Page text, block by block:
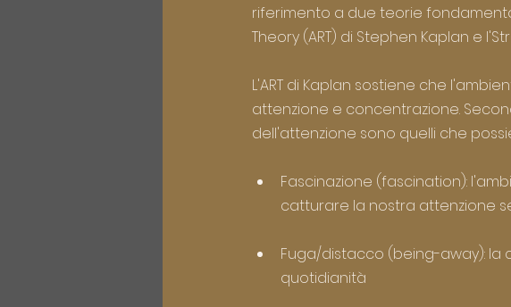
riferimento a due teorie
Theory (ART) di Stephen Kaplan e
L'ART di Kaplan sostiene che
attenzione e concentrazione.
dell'attenzione sono quelli che
Fascinazione (fascination):
catturare la nostra attenzione
Fuga/distacco (being-away): la
quotidianità